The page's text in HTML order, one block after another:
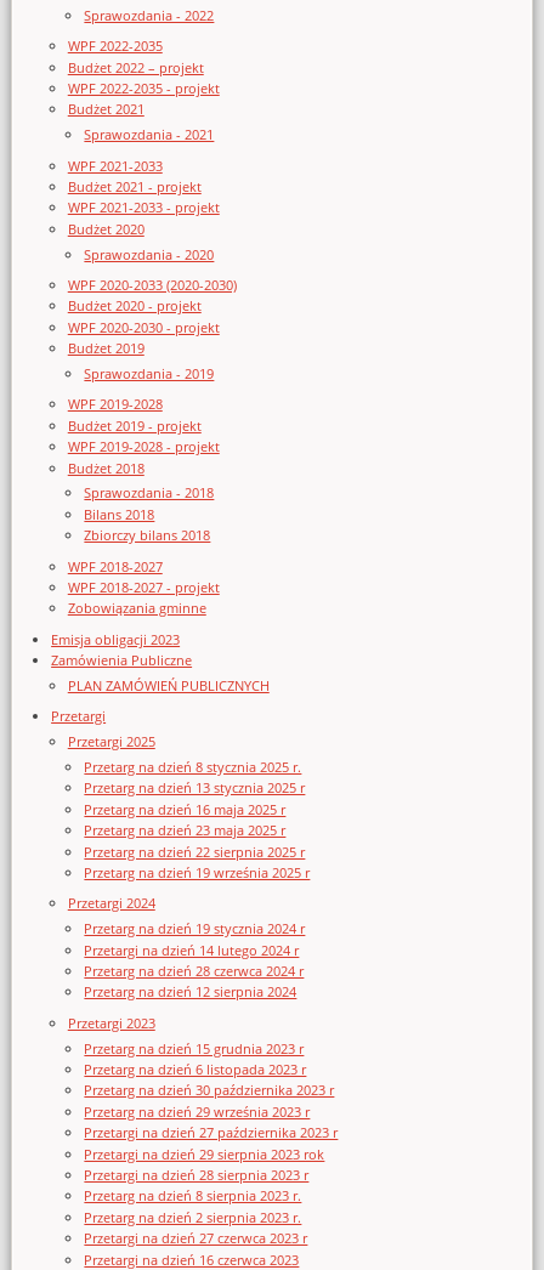
Sprawozdania - 2022
WPF 2022-2035
Budżet 2022 – projekt
WPF 2022-2035 - projekt
Budżet 2021
Sprawozdania - 2021
WPF 2021-2033
Budżet 2021 - projekt
WPF 2021-2033 - projekt
Budżet 2020
Sprawozdania - 2020
WPF 2020-2033 (2020-2030)
Budżet 2020 - projekt
WPF 2020-2030 - projekt
Budżet 2019
Sprawozdania - 2019
WPF 2019-2028
Budżet 2019 - projekt
WPF 2019-2028 - projekt
Budżet 2018
Sprawozdania - 2018
Bilans 2018
Zbiorczy bilans 2018
WPF 2018-2027
WPF 2018-2027 - projekt
Zobowiązania gminne
Emisja obligacji 2023
Zamówienia Publiczne
PLAN ZAMÓWIEŃ PUBLICZNYCH
Przetargi
Przetargi 2025
Przetarg na dzień 8 stycznia 2025 r.
Przetarg na dzień 13 stycznia 2025 r
Przetarg na dzień 16 maja 2025 r
Przetarg na dzień 23 maja 2025 r
Przetarg na dzień 22 sierpnia 2025 r
Przetarg na dzień 19 września 2025 r
Przetargi 2024
Przetarg na dzień 19 stycznia 2024 r
Przetargi na dzień 14 lutego 2024 r
Przetarg na dzień 28 czerwca 2024 r
Przetarg na dzień 12 sierpnia 2024
Przetargi 2023
Przetarg na dzień 15 grudnia 2023 r
Przetarg na dzień 6 listopada 2023 r
Przetarg na dzień 30 października 2023 r
Przetarg na dzień 29 września 2023 r
Przetargi na dzień 27 października 2023 r
Przetargi na dzień 29 sierpnia 2023 rok
Przetargi na dzień 28 sierpnia 2023 r
Przetarg na dzień 8 sierpnia 2023 r.
Przetarg na dzień 2 sierpnia 2023 r.
Przetargi na dzień 27 czerwca 2023 r
Przetargi na dzień 16 czerwca 2023